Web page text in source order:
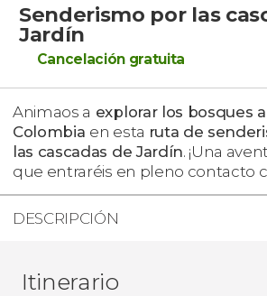
Senderismo por las
Jardín
Cancelación gratuita
Animaos a explorar los bosques
Colombia en esta ruta de
las cascadas de Jardín. ¡Una
que entraréis en pleno contacto
DESCRIPCIÓN
Itinerario